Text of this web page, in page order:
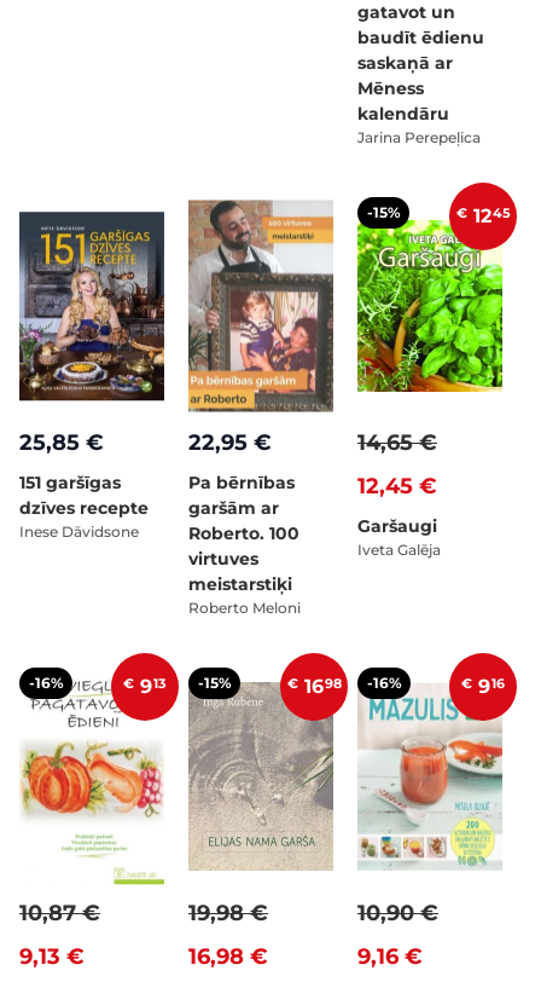
gatavot un
baudīt ēdienu
saskaņā ar
Mēness
kalendāru
Jarina Perepeļica
25,85 €
151 garšīgas
dzīves recepte
Inese Dāvidsone
22,95 €
Pa bērnības
garšām ar
Roberto. 100
virtuves
meistarstiķi
Roberto Meloni
-15% € 1245
12,45 €
14,65 €
Garšaugi
Iveta Galēja
-16% € 913
9,13 €
10,87 €
-15% € 1698
16,98 €
19,98 €
-16% € 916
9,16 €
10,90 €